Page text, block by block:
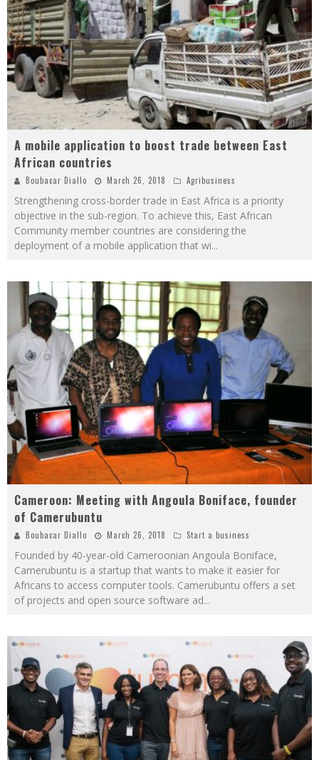
A mobile application to boost trade between East
African countries
Boubacar Diallo March 26, 2018 Agribusiness
Strengthening cross-border trade in East Africa is a priority
objective in the sub-region. To achieve this, East African
Community member countries are considering the
deployment of a mobile application that wi...
Cameroon: Meeting with Angoula Boniface, founder
of Camerubuntu
Boubacar Diallo March 26, 2018 Start a business
Founded by 40-year-old Cameroonian Angoula Boniface,
Camerubuntu is a startup that wants to make it easier for
Africans to access computer tools. Camerubuntu offers a set
of projects and open source software ad...